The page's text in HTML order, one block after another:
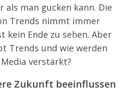
als man gucken kann. Die
Trends nimmt immer
kein Ende zu sehen. Aber
Trends und wie werden
verstärkt?
Zukunft beeinflussen